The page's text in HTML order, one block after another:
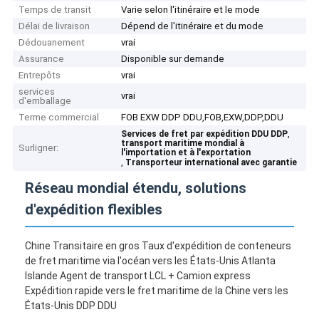
Temps de transit
Varie selon l'itinéraire et le mode
Délai de livraison
Dépend de l'itinéraire et du mode
Dédouanement
vrai
Assurance
Disponible sur demande
Entrepôts
vrai
services
d'emballage
vrai
Terme commercial
FOB EXW DDP DDU,FOB,EXW,DDP,DDU
Surligner:
Services de fret par expédition DDU DDP,
transport maritime mondial à
l'importation et à l'exportation
, Transporteur international avec garantie
Réseau mondial étendu, solutions
d'expédition flexibles
Chine Transitaire en gros Taux d'expédition de conteneurs
de fret maritime via l'océan vers les États-Unis Atlanta
Islande Agent de transport LCL + Camion express
Expédition rapide vers le fret maritime de la Chine vers les
États-Unis DDP DDU